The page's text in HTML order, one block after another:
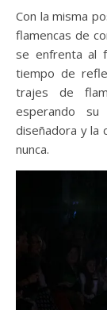
Con la misma
flamencas de
se enfrenta al
tiempo de
trajes de
esperando
diseñadora y la
nunca.